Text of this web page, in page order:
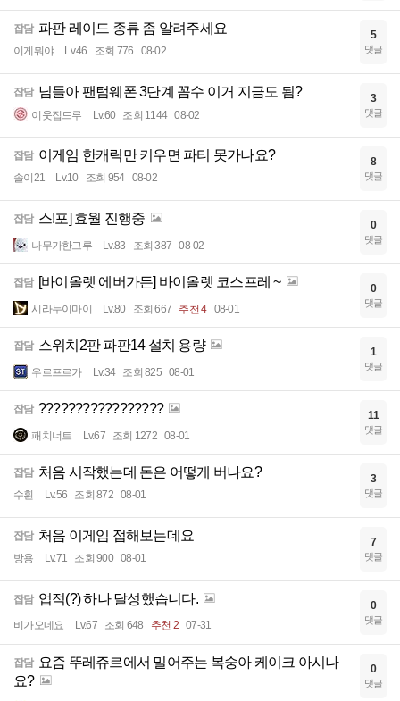
잡담 파판 레이드 종류 좀 알려주세요
이게뭐야 Lv.46 조회 776 08-02
5
댓글
잡담 님들아 팬텀웨폰 3단계 꼼수 이거 지금도 됨?
이웃집드루 Lv.60 조회 1144 08-02
3
댓글
잡담 이게임 한캐릭만 키우면 파티 못가나요?
솔이21 Lv.10 조회 954 08-02
8
댓글
잡담 스!포] 효월 진행중
나무가한그루 Lv.83 조회 387 08-02
0
댓글
잡담 [바이올렛 에버가든] 바이올렛 코스프레 ~
시라누이마이 Lv.80 조회 667 추천 4 08-01
0
댓글
잡담 스위치2판 파판14 설치 용량
우르프르가 Lv.34 조회 825 08-01
1
댓글
잡담 ?????????????????
패치너트 Lv.67 조회 1272 08-01
11
댓글
잡담 처음 시작했는데 돈은 어떻게 버나요?
수훤 Lv.56 조회 872 08-01
3
댓글
잡담 처음 이게임 접해보는데요
방용 Lv.71 조회 900 08-01
7
댓글
잡담 업적(?) 하나 달성했습니다.
비가오네요 Lv.67 조회 648 추천 2 07-31
0
댓글
잡담 요즘 뚜레쥬르에서 밀어주는 복숭아 케이크 아시나
요?
0
댓글